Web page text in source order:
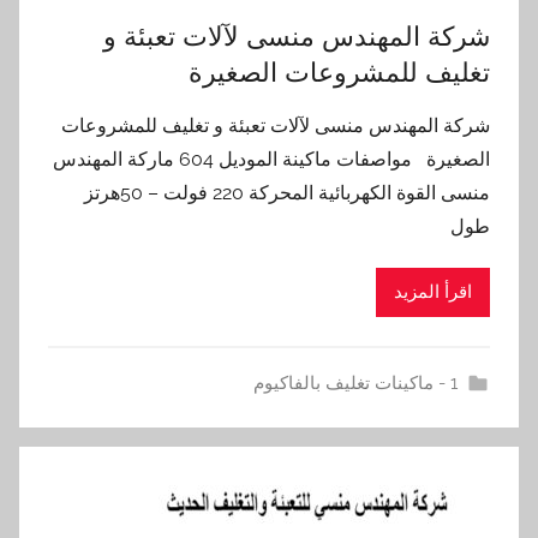
شركة المهندس منسى لآلات تعبئة و
تغليف للمشروعات الصغيرة
شركة المهندس منسى لآلات تعبئة و تغليف للمشروعات
الصغيرة مواصفات ماكينة الموديل 604 ماركة المهندس
منسى القوة الكهربائية المحركة 220 فولت – 50هرتز
طول
اقرأ المزيد
1 - ماكينات تغليف بالفاكيوم